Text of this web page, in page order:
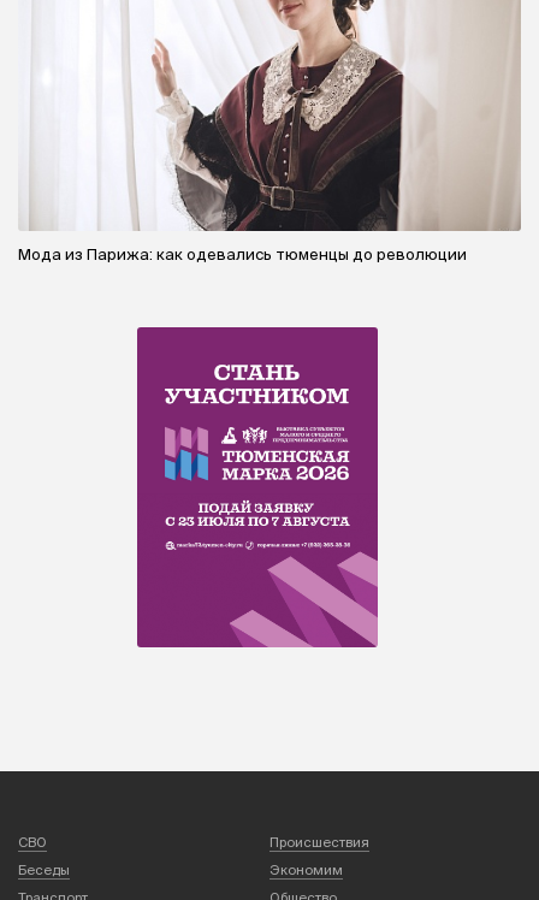
Мода из Парижа: как одевались тюменцы до революции
СВО
Происшествия
Беседы
Экономим